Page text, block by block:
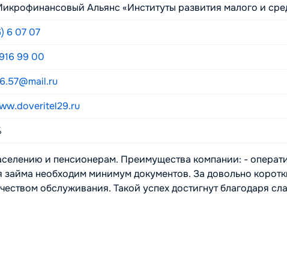
Альянс «Институты развития малого и
6 07 07
99 00
и пенсионерам. Преимущества компании: -
займа необходим минимум документов. За довольно
обслуживания. Такой успех достигнут благодаря